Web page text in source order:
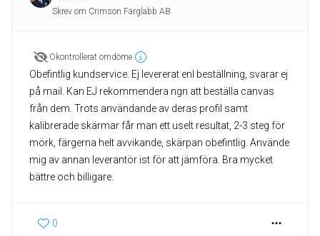
Skrev om Crimson Färglabb AB
Okontrollerat omdöme
Obefintlig kundservice. Ej levererat enl beställning, svarar ej
på mail. Kan EJ rekommendera ngn att beställa canvas
från dem. Trots användande av deras profil samt
kalibrerade skärmar får man ett uselt resultat, 2-3 steg för
mörk, färgerna helt avvikande, skärpan obefintlig. Använde
mig av annan leverantör ist för att jämföra. Bra mycket
bättre och billigare.
0